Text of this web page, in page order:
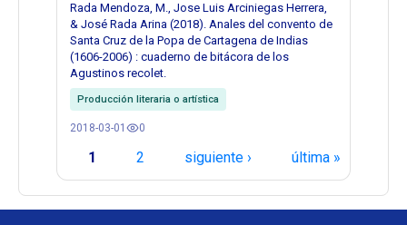
Rada Mendoza, M., Jose Luis Arciniegas Herrera,
& José Rada Arina (2018). Anales del convento de
Santa Cruz de la Popa de Cartagena de Indias
(1606-2006) : cuaderno de bitácora de los
Agustinos recolet.
Producción literaria o artística
2018-03-01 0
Páginas
1 2 siguiente › última »